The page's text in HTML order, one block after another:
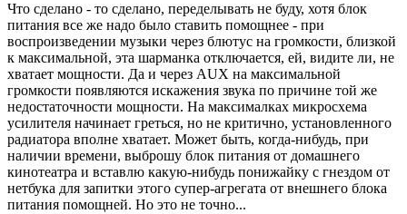
Что сделано - то сделано, переделывать не буду, хотя блок
питания все же надо было ставить помощнее - при
воспроизведении музыки через блютус на громкости, близкой
к максимальной, эта шарманка отключается, ей, видите ли, не
хватает мощности. Да и через AUX на максимальной
громкости появляются искажения звука по причине той же
недостаточности мощности. На максималках микросхема
усилителя начинает греться, но не критично, установленного
радиатора вполне хватает. Может быть, когда-нибудь, при
наличии времени, выброшу блок питания от домашнего
кинотеатра и вставлю какую-нибудь понижайку с гнездом от
нетбука для запитки этого супер-агрегата от внешнего блока
питания помощней. Но это не точно...